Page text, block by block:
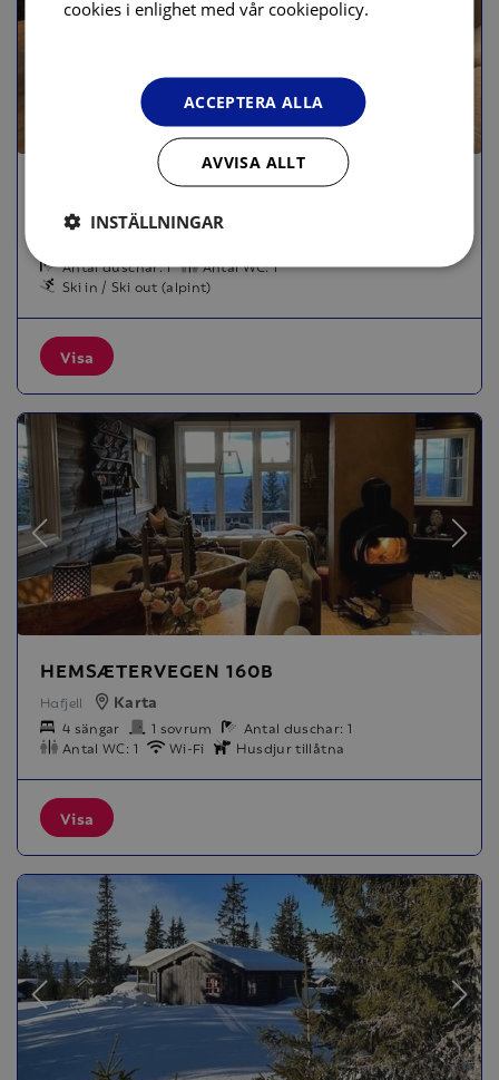
HAFJELL ALPINLANDSBY 78
Alpinlandsbyen Karta
Antal duschar: 1
Antal WC: 1
Ski in / Ski out (alpint)
Visa
HEMSÆTERVEGEN 160B
Hafjell Karta
4 sängar 1 sovrum
Antal duschar: 1
Antal WC: 1
Wi-Fi Husdjur tillåtna
Visa
cookies i enlighet med vår cookiepolicy.
ACCEPTERA ALLA
AVVISA ALLT
INSTÄLLNINGAR